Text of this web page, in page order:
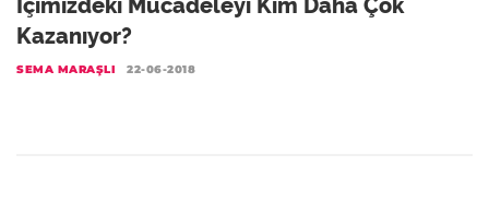
İçimizdeki Mücadeleyi Kim Daha Çok
Kazanıyor?
SEMA MARAŞLI 22-06-2018